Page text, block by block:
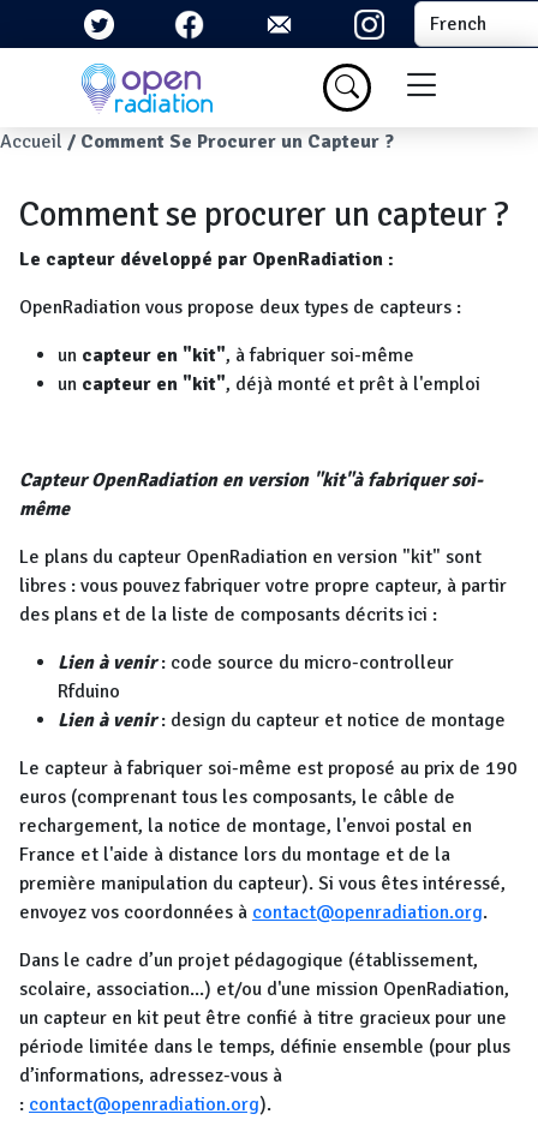
Aller au contenu principal Select your
Menu du
Fil d'Ariane
Accueil Comment Se Procurer un Capteur ?
Comment se procurer un capteur ?
Le capteur développé par OpenRadiation :
OpenRadiation vous propose deux types de capteurs :
un capteur en "kit", à fabriquer soi-même
un capteur en "kit", déjà monté et prêt à l'emploi
Capteur OpenRadiation en version "kit"à fabriquer soi-
même
Le plans du capteur OpenRadiation en version "kit" sont
libres : vous pouvez fabriquer votre propre capteur, à partir
des plans et de la liste de composants décrits ici :
Lien à venir : code source du micro-controlleur
Rfduino
Lien à venir : design du capteur et notice de montage
Le capteur à fabriquer soi-même est proposé au prix de 190
euros (comprenant tous les composants, le câble de
rechargement, la notice de montage, l'envoi postal en
France et l'aide à distance lors du montage et de la
première manipulation du capteur). Si vous êtes intéressé,
envoyez vos coordonnées à contact@openradiation.org.
Dans le cadre d’un projet pédagogique (établissement,
scolaire, association...) et/ou d'une mission OpenRadiation,
un capteur en kit peut être confié à titre gracieux pour une
période limitée dans le temps, définie ensemble (pour plus
d’informations, adressez-vous à
: contact@openradiation.org).